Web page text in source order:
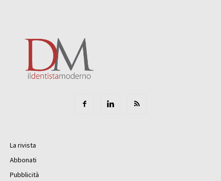
La rivista
Abbonati
Pubblicità